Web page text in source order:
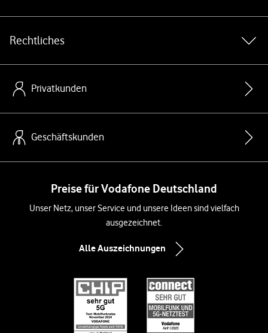
Rechtliches
Privatkunden
Geschäftskunden
Preise für Vodafone Deutschland
Unser Netz, unser Service und unsere Ideen sind vielfach
ausgezeichnet.
Alle Auszeichnungen